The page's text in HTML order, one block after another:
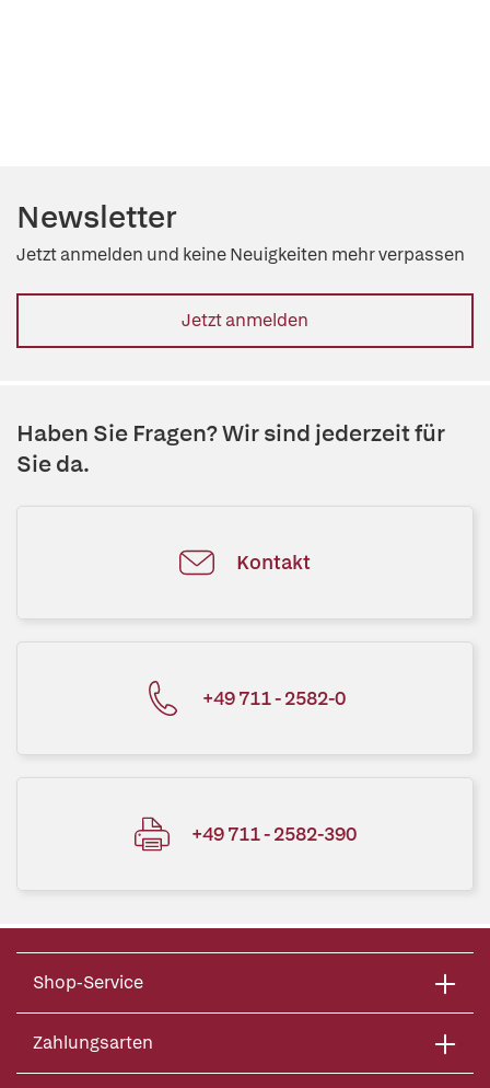
Newsletter
Jetzt anmelden und keine Neuigkeiten mehr verpassen
Jetzt anmelden
Haben Sie Fragen? Wir sind jederzeit für
Sie da.
Kontakt
+49 711 - 2582-0
+49 711 - 2582-390
Shop-Service
Zahlungsarten